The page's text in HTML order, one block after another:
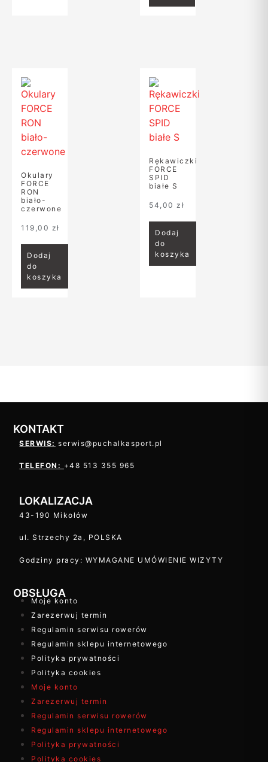
Okulary
FORCE
RON
biało-
czerwone
119,00 zł
Dodaj
do
koszyka
Rękawiczki
FORCE
SPID
białe S
54,00 zł
Dodaj
do
koszyka
KONTAKT
SERWIS: serwis@puchalkasport.pl
TELEFON: +48 513 355 965
LOKALIZACJA
43-190 Mikołów
ul. Strzechy 2a, POLSKA
Godziny pracy: WYMAGANE UMÓWIENIE WIZYTY
OBSŁUGA
Moje konto
Zarezerwuj termin
Regulamin serwisu rowerów
Regulamin sklepu internetowego
Polityka prywatności
Polityka cookies
Moje konto
Zarezerwuj termin
Regulamin serwisu rowerów
Regulamin sklepu internetowego
Polityka prywatności
Polityka cookies